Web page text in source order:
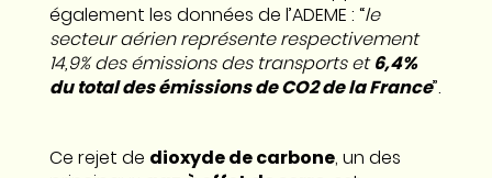
également les données de l’ADEME : “le
secteur aérien représente respectivement
14,9% des émissions des transports et6,4%
du total des émissions de CO2 de la France”.
Ce rejet de dioxyde de carbone, un des